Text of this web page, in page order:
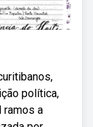
política,
ramos a